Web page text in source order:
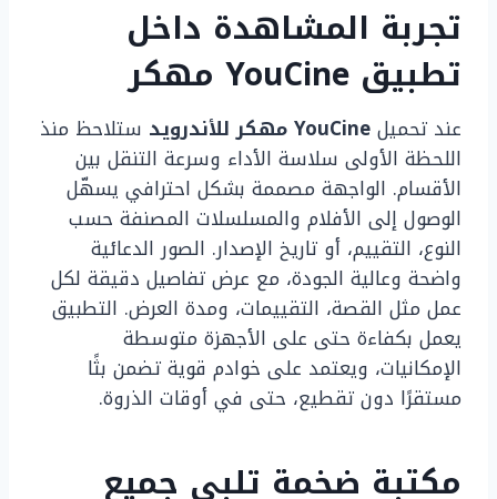
تجربة المشاهدة داخل
تطبيق YouCine مهكر
عند تحميلYouCine مهكر للأندرويد
ستلاحظ منذ
اللحظة الأولى سلاسة الأداء وسرعة التنقل بين
الأقسام. الواجهة مصممة بشكل احترافي يسهّل
الوصول إلى الأفلام والمسلسلات المصنفة حسب
النوع، التقييم، أو تاريخ الإصدار. الصور الدعائية
واضحة وعالية الجودة، مع عرض تفاصيل دقيقة لكل
عمل مثل القصة، التقييمات، ومدة العرض. التطبيق
يعمل بكفاءة حتى على الأجهزة متوسطة
الإمكانيات، ويعتمد على خوادم قوية تضمن بثًا
مستقرًا دون تقطيع، حتى في أوقات الذروة.
مكتبة ضخمة تلبي جميع